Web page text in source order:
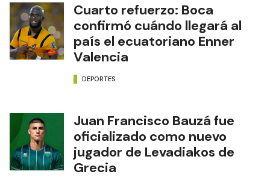
Cuarto refuerzo: Boca
confirmó cuándo llegará al
país el ecuatoriano Enner
Valencia
DEPORTES
Juan Francisco Bauzá fue
oficializado como nuevo
jugador de Levadiakos de
Grecia